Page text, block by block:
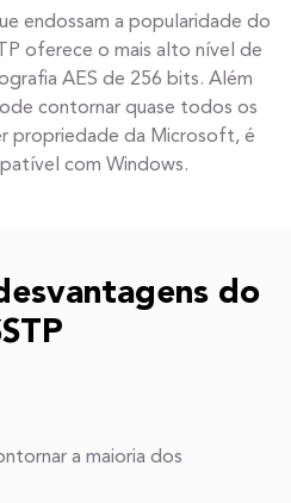
endossam a popularidade do
oferece o mais alto nível de
AES de 256 bits. Além
contornar quase todos os
propriedade da Microsoft, é
com Windows.
do
a maioria dos